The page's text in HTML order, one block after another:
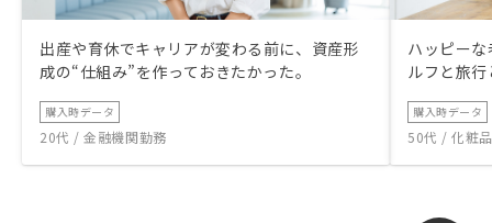
出産や育休でキャリアが変わる前に、資産形
成の“仕組み”を作っておきたかった。
購入時データ
20代 / 金融機関勤務
ハッピー
ルフと旅
購入時データ
50代 / 化粧